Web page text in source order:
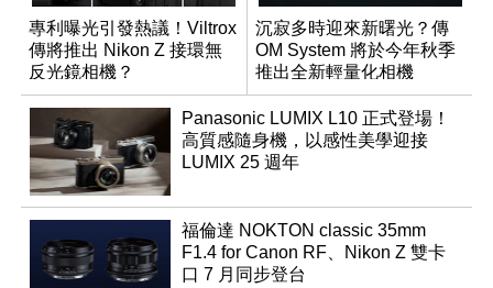
專利曝光引發熱議！Viltrox
傳將推出 Nikon Z 接環無
反光鏡相機？
沉寂多時迎來新曙光？傳
OM System 將於今年秋季
推出全新輕量化相機
Panasonic LUMIX L10 正式登場！
高質感隨身機，以感性美學迎接
LUMIX 25 週年
福倫達 NOKTON classic 35mm
F1.4 for Canon RF、Nikon Z 雙卡
口 7 月同步登台